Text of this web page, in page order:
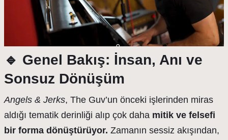
🔹 Genel Bakış: İnsan, Anı ve
Sonsuz Dönüşüm
Angels & Jerks, The Guv’un önceki işlerinden miras
aldığı tematik derinliği alıp çok daha mitik ve felsefi
bir forma dönüştürüyor. Zamanın sessiz akışından,